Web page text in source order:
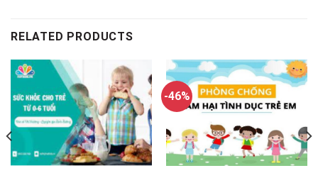
RELATED PRODUCTS
-46%